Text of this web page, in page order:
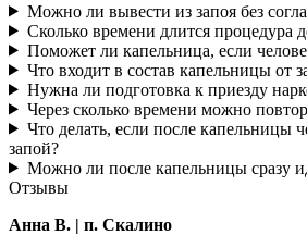
Можно ли вывести из запоя без
Сколько времени длится процедура
Поможет ли капельница, если
Что входит в состав капельницы от
Нужна ли подготовка к приезду
Через сколько времени можно
Что делать, если после капельницы
запой?
Можно ли после капельницы сразу
Отзывы
Анна В. | п. Скалино